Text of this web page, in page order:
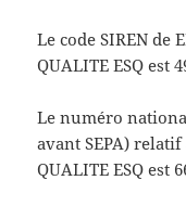
Le code SIREN de
QUALITE ESQ est
Le numéro
avant SEPA) relatif
QUALITE ESQ est